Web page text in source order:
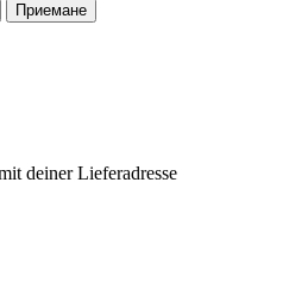
Приемане
deiner Lieferadresse